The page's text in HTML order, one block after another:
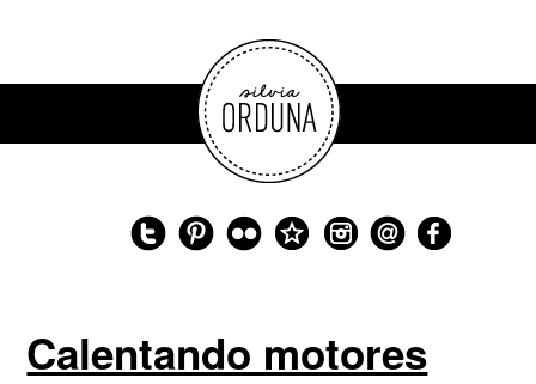
Calentando motores